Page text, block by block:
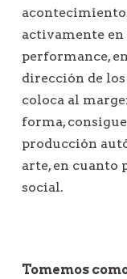
activamente en
performance,
dirección de los
coloca al
forma,
producción
arte, en cuanto
social.
Tomemos